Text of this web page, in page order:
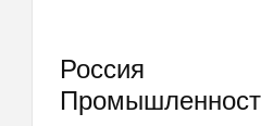
Россия